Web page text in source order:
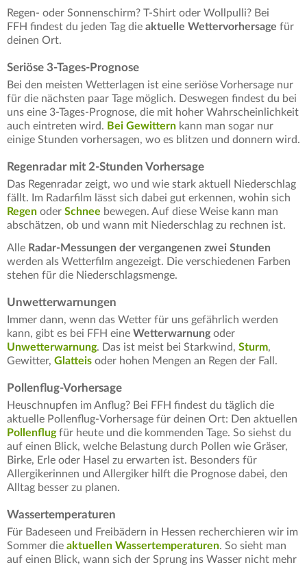
Regen- oder Sonnenschirm? T-Shirt oder Wollpulli? Bei
FFH findest du jeden Tag die aktuelle Wettervorhersage für
deinen Ort.
Seriöse 3-Tages-Prognose
Bei den meisten Wetterlagen ist eine seriöse Vorhersage nur
für die nächsten paar Tage möglich. Deswegen findest du bei
uns eine 3-Tages-Prognose, die mit hoher Wahrscheinlichkeit
auch eintreten wird. Bei Gewittern kann man sogar nur
einige Stunden vorhersagen, wo es blitzen und donnern wird.
Regenradar mit 2-Stunden Vorhersage
Das Regenradar zeigt, wo und wie stark aktuell Niederschlag
fällt. Im Radarfilm lässt sich dabei gut erkennen, wohin sich
Regen oder Schnee bewegen. Auf diese Weise kann man
abschätzen, ob und wann mit Niederschlag zu rechnen ist.
Alle Radar-Messungen der vergangenen zwei Stunden
werden als Wetterfilm angezeigt. Die verschiedenen Farben
stehen für die Niederschlagsmenge.
Unwetterwarnungen
Immer dann, wenn das Wetter für uns gefährlich werden
kann, gibt es bei FFH eine Wetterwarnung oder
Unwetterwarnung. Das ist meist bei Starkwind, Sturm,
Gewitter, Glatteis oder hohen Mengen an Regen der Fall.
Pollenflug-Vorhersage
Heuschnupfen im Anflug? Bei FFH findest du täglich die
aktuelle Pollenflug-Vorhersage für deinen Ort: Den aktuellen
Pollenflugfür heute und die kommenden Tage. So siehst du
auf einen Blick, welche Belastung durch Pollen wie Gräser,
Birke, Erle oder Hasel zu erwarten ist. Besonders für
Allergikerinnen und Allergiker hilft die Prognose dabei, den
Alltag besser zu planen.
Wassertemperaturen
Für Badeseen und Freibädern in Hessen recherchieren wir im
Sommer die aktuellen Wassertemperaturen. So sieht man
auf einen Blick, wann sich der Sprung ins Wasser nicht mehr